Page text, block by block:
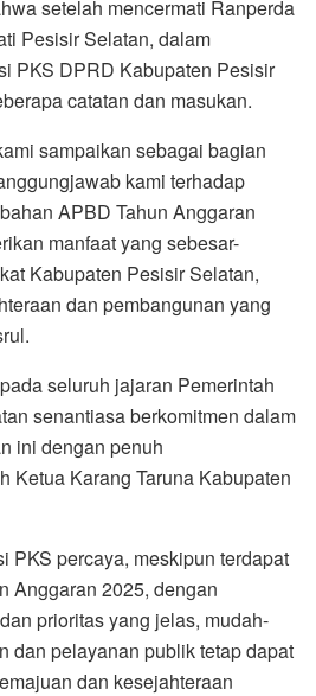
setelah mencermati Ranperda
Pesisir Selatan, dalam
PKS DPRD Kabupaten Pesisir
catatan dan masukan.
sampaikan sebagai bagian
kami terhadap
APBD Tahun Anggaran
manfaat yang sebesar-
Kabupaten Pesisir Selatan,
dan pembangunan yang
seluruh jajaran Pemerintah
senantiasa berkomitmen dalam
ini dengan penuh
Ketua Karang Taruna Kabupaten
PKS percaya, meskipun terdapat
Anggaran 2025, dengan
prioritas yang jelas, mudah-
dan pelayanan publik tetap dapat
dan kesejahteraan